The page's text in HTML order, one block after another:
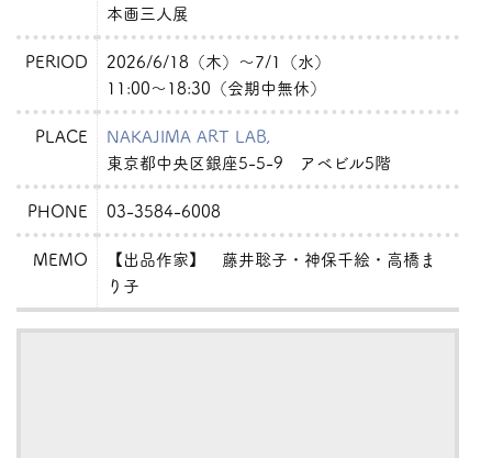
本画三人展
PERIOD
2026/6/18（木）〜7/1（水）
11:00〜18:30（会期中無休）
PLACE
NAKAJIMA ART LAB,
東京都中央区銀座5-5-9 アベビル5階
PHONE 03-3584-6008
MEMO
【出品作家】 藤井聡子・神保千絵・高橋ま
り子